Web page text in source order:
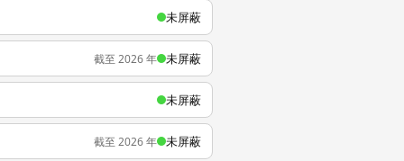
未屏蔽
截至 2026 年 未屏蔽
未屏蔽
截至 2026 年 未屏蔽